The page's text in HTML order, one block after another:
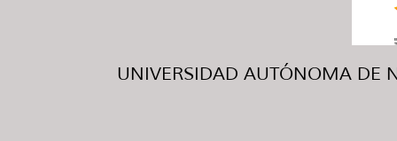
UNIVERSIDAD AUTÓNOMA DE